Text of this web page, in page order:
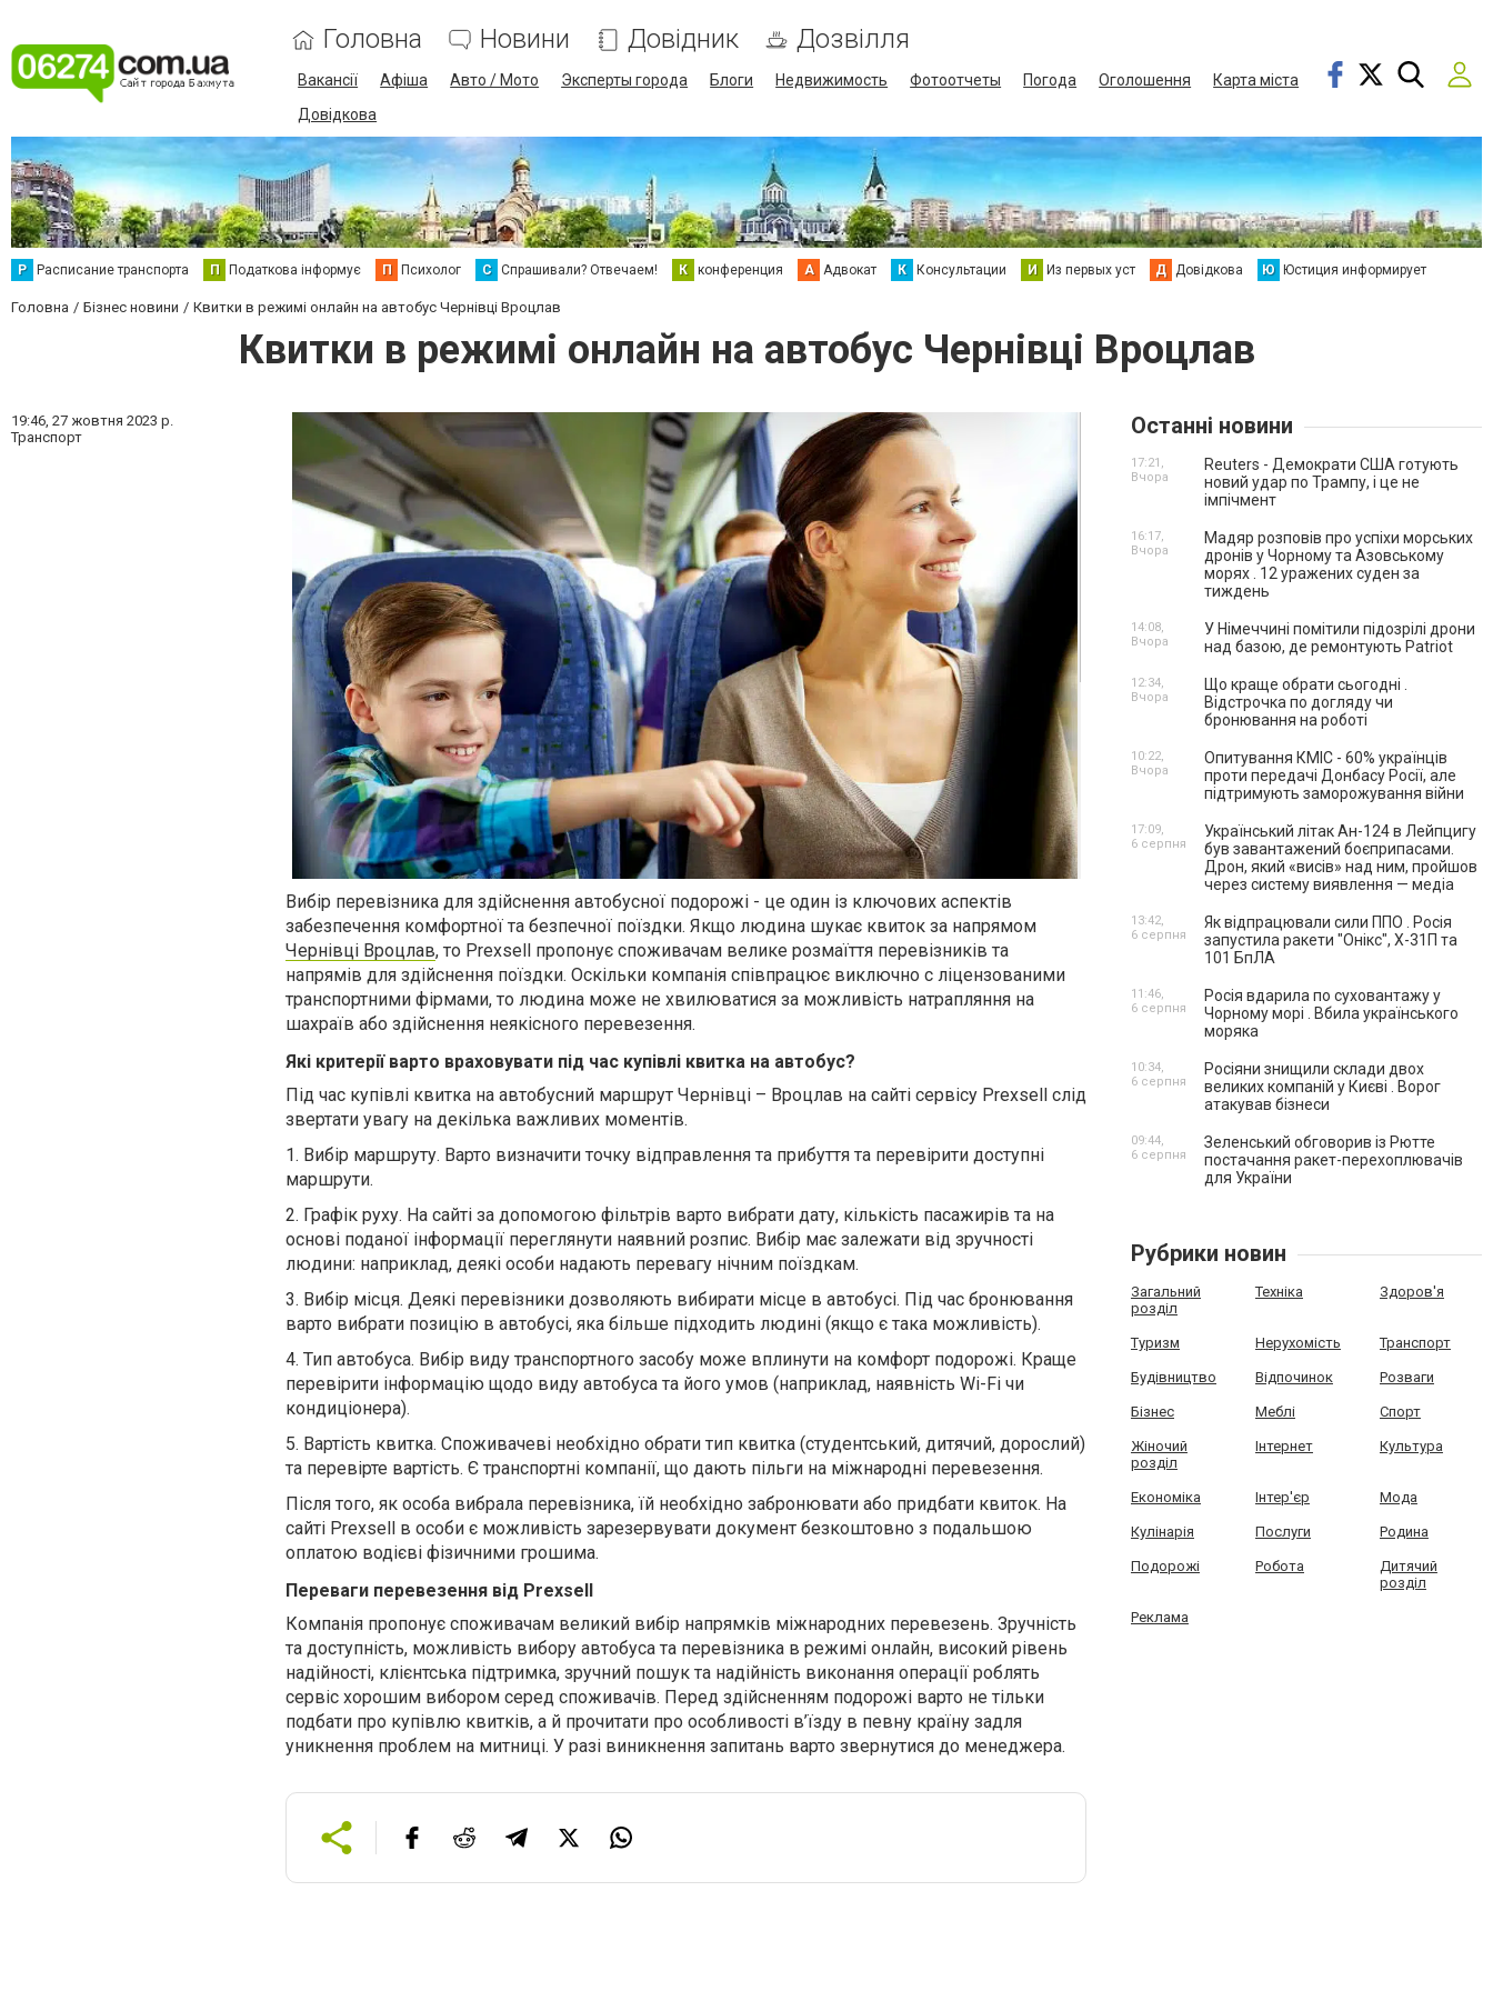
Головна Новини Довідник Дозвілля
Вакансії Афіша Авто / Мото Эксперты города Блоги Недвижимость Фотоотчеты Погода Оголошення
Карта міста
Довідкова
Р Расписание транспорта П Податкова інформує П Психолог С Спрашивали? Отвечаем! К конференция А Адвокат К Консультации И Из первых уст Д Довідкова Ю Юстиция информирует
Головна Бізнес новини Квитки в режимі онлайн на автобус Чернівці Вроцлав
Квитки в режимі онлайн на автобус Чернівці Вроцлав
19:46, 27 жовтня 2023 р.
Транспорт
Вибір перевізника для здійснення автобусної подорожі - це один із ключових аспектів
забезпечення комфортної та безпечної поїздки. Якщо людина шукає квиток за напрямом
Чернівці Вроцлав, то Prexsell пропонує споживачам велике розмаїття перевізників та
напрямів для здійснення поїздки. Оскільки компанія співпрацює виключно с ліцензованими
транспортними фірмами, то людина може не хвилюватися за можливість натрапляння на
шахраїв або здійснення неякісного перевезення.
Які критерії варто враховувати під час купівлі квитка на автобус?
Під час купівлі квитка на автобусний маршрут Чернівці – Вроцлав на сайті сервісу Prexsell слід
звертати увагу на декілька важливих моментів.
1. Вибір маршруту. Варто визначити точку відправлення та прибуття та перевірити доступні
маршрути.
2. Графік руху. На сайті за допомогою фільтрів варто вибрати дату, кількість пасажирів та на
основі поданої інформації переглянути наявний розпис. Вибір має залежати від зручності
людини: наприклад, деякі особи надають перевагу нічним поїздкам.
3. Вибір місця. Деякі перевізники дозволяють вибирати місце в автобусі. Під час бронювання
варто вибрати позицію в автобусі, яка більше підходить людині (якщо є така можливість).
4. Тип автобуса. Вибір виду транспортного засобу може вплинути на комфорт подорожі. Краще
перевірити інформацію щодо виду автобуса та його умов (наприклад, наявність Wi-Fi чи
кондиціонера).
5. Вартість квитка. Споживачеві необхідно обрати тип квитка (студентський, дитячий, дорослий)
та перевірте вартість. Є транспортні компанії, що дають пільги на міжнародні перевезення.
Після того, як особа вибрала перевізника, їй необхідно забронювати або придбати квиток. На
сайті Prexsell в особи є можливість зарезервувати документ безкоштовно з подальшою
оплатою водієві фізичними грошима.
Переваги перевезення від Prexsell
Компанія пропонує споживачам великий вибір напрямків міжнародних перевезень. Зручність
та доступність, можливість вибору автобуса та перевізника в режимі онлайн, високий рівень
надійності, клієнтська підтримка, зручний пошук та надійність виконання операції роблять
сервіс хорошим вибором серед споживачів. Перед здійсненням подорожі варто не тільки
подбати про купівлю квитків, а й прочитати про особливості в’їзду в певну країну задля
уникнення проблем на митниці. У разі виникнення запитань варто звернутися до менеджера.
Останні новини
Reuters - Демократи США готують
новий удар по Трампу, і це не
імпічмент
17:21,
Вчора
Мадяр розповів про успіхи морських
дронів у Чорному та Азовському
морях . 12 уражених суден за
тиждень
16:17,
Вчора
У Німеччині помітили підозрілі дрони
над базою, де ремонтують Patriot
14:08,
Вчора
Що краще обрати сьогодні .
Відстрочка по догляду чи
бронювання на роботі
12:34,
Вчора
Опитування КМІС - 60% українців
проти передачі Донбасу Росії, але
підтримують заморожування війни
10:22,
Вчора
Український літак Ан-124 в Лейпцигу
був завантажений боєприпасами.
Дрон, який «висів» над ним, пройшов
через систему виявлення — медіа
17:09,
6 серпня
Як відпрацювали сили ППО . Росія
запустила ракети "Онікс", Х-31П та
101 БпЛА
13:42,
6 серпня
Росія вдарила по суховантажу у
Чорному морі . Вбила українського
моряка
11:46,
6 серпня
Росіяни знищили склади двох
великих компаній у Києві . Ворог
атакував бізнеси
10:34,
6 серпня
Зеленський обговорив із Рютте
постачання ракет-перехоплювачів
для України
09:44,
6 серпня
Рубрики новин
Загальний
розділ
Техніка Здоров'я
Туризм Нерухомість Транспорт
Будівництво Відпочинок Розваги
Бізнес Меблі Спорт
Жіночий
розділ
Інтернет Культура
Економіка Інтер'єр Мода
Кулінарія Послуги Родина
Подорожі Робота
Дитячий
розділ
Реклама